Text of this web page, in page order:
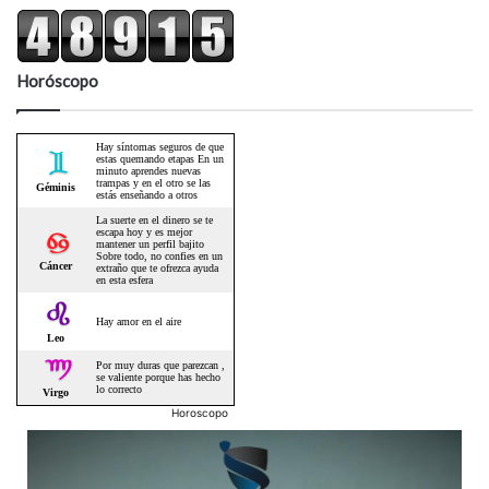
Horóscopo
Horoscopo